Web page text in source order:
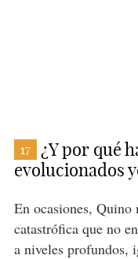
17
¿Y por qué
evolucionados
En ocasiones, Quino
catastrófica que no
a niveles profundos,